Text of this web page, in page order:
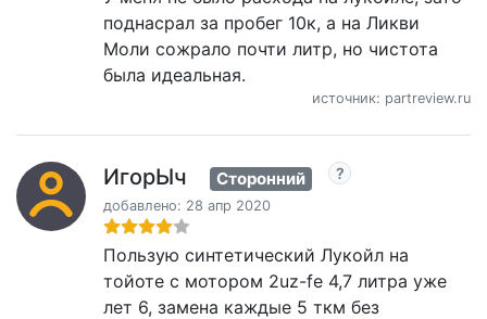
поднасрал за пробег 10к, а на Ликви
Моли сожрало почти литр, но чистота
была идеальная.
источник: partreview.ru
ИгoрЫч Сторонний
добавлено: 28 апр 2020
Пользую синтетический Лукойл на
тойоте с мотором 2uz-fe 4,7 литра уже
лет 6, замена каждые 5 ткм без